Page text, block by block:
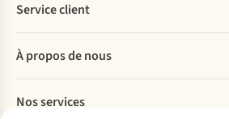
Service client
Commander
Payer
Livraison
À propos de nous
Explore More
Nos services